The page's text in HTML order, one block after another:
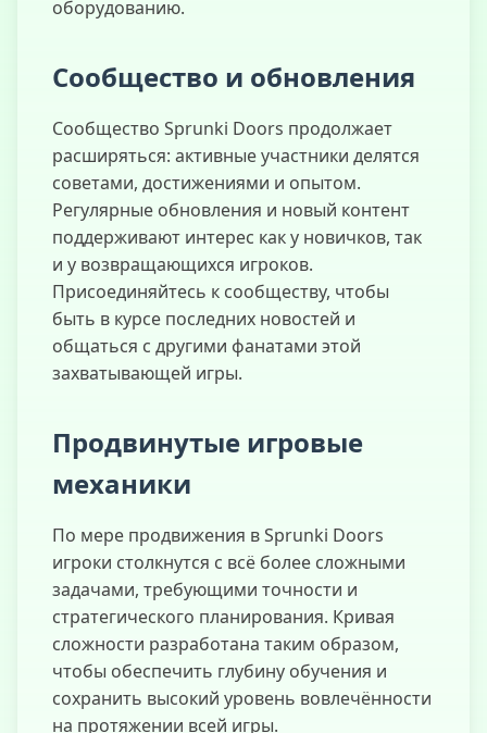
оборудованию.
Сообщество и обновления
Сообщество Sprunki Doors продолжает
расширяться: активные участники делятся
советами, достижениями и опытом.
Регулярные обновления и новый контент
поддерживают интерес как у новичков, так
и у возвращающихся игроков.
Присоединяйтесь к сообществу, чтобы
быть в курсе последних новостей и
общаться с другими фанатами этой
захватывающей игры.
Продвинутые игровые
механики
По мере продвижения в Sprunki Doors
игроки столкнутся с всё более сложными
задачами, требующими точности и
стратегического планирования. Кривая
сложности разработана таким образом,
чтобы обеспечить глубину обучения и
сохранить высокий уровень вовлечённости
на протяжении всей игры.